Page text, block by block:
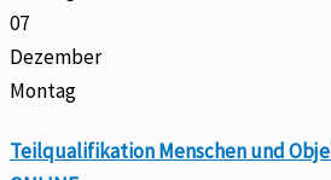
07
Dezember
Montag
Teilqualifikation Menschen und